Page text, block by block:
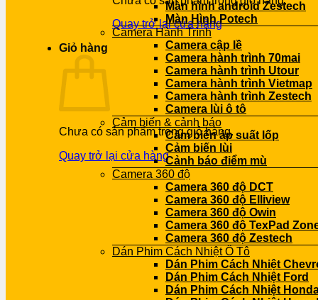
Quay trở lại cửa hàng
Giỏ hàng
Chưa có sản phẩm trong giỏ hàng.
Quay trở lại cửa hàng
Màn hình android Zestech
Màn Hình Potech
Camera Hành Trình
Camera cập lề
Camera hành trình 70mai
Camera hành trình Utour
Camera hành trình Vietmap
Camera hành trình Zestech
Camera lùi ô tô
Cảm biến & cảnh báo
Cảm biến áp suất lốp
Cảm biến lùi
Cảnh báo điểm mù
Camera 360 độ
Camera 360 độ DCT
Camera 360 độ Elliview
Camera 360 độ Owin
Camera 360 độ TexPad
Camera 360 độ Zestech
Dán Phim Cách Nhiệt Ô Tô
Dán Phim Cách Nhiệt
Dán Phim Cách Nhiệt Ford
Dán Phim Cách Nhiệt